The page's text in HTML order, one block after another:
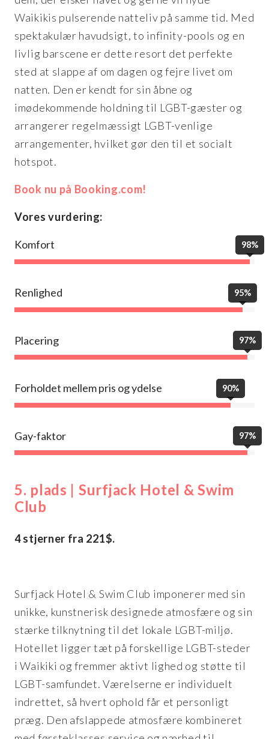
Waikikis pulserende natteliv på samme tid. Med
spektakulær havudsigt, to infinity-pools og en
livlig barscene er dette resort det perfekte
sted at slappe af om dagen og fejre livet om
natten. Den er kendt for sin åbne og
imødekommende holdning til LGBT-gæster og
arrangerer regelmæssigt LGBT-venlige
arrangementer, hvilket gør den til et socialt
hotspot.
Book nu på Booking.com!
Vores vurdering:
Komfort 98%
Renlighed 95%
Placering 97%
Forholdet mellem pris og ydelse 90%
Gay-faktor 97%
5. plads | Surfjack Hotel & Swim
Club
4 stjerner fra 221$.
Surfjack Hotel & Swim Club imponerer med sin
unikke, kunstnerisk designede atmosfære og sin
stærke tilknytning til det lokale LGBT-miljø.
Hotellet ligger tæt på forskellige LGBT-steder
i Waikiki og fremmer aktivt lighed og støtte til
LGBT-samfundet. Værelserne er individuelt
indrettet, så hvert ophold får et personligt
præg. Den afslappede atmosfære kombineret